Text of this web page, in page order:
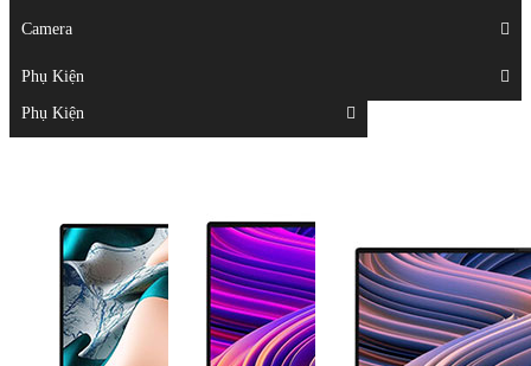
Laptop
Camera
Phụ Kiện
Camera
Phụ Kiện
Top